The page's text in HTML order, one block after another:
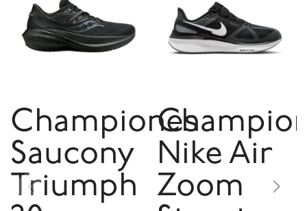
Championes
Saucony
Triumph
Nike Air
Zoom